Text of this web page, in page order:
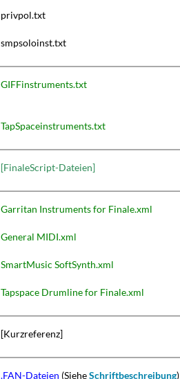
privpol.txt
smpsoloinst.txt
GIFFinstruments.txt
TapSpaceinstruments.txt
[FinaleScript-Dateien]
Garritan Instruments for Finale.xml
General MIDI.xml
SmartMusic SoftSynth.xml
Tapspace Drumline for Finale.xml
[Kurzreferenz]
.FAN-Dateien (SieheSchriftbeschreibung)